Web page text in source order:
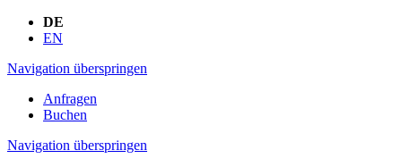
DE
EN
Navigation überspringen
Anfragen
Buchen
Navigation überspringen